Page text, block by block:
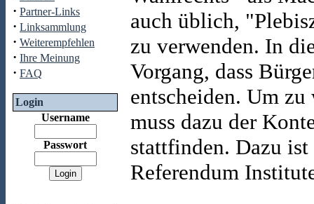
· Partner-Links
· Linksammlung
· Weiterempfehlen
· Ihre Meinung
· FAQ
Login
Username
Passwort
auch üblich,
zu verwenden. In
Vorgang, dass
entscheiden. Um
muss dazu der
stattfinden. Dazu
Referendum